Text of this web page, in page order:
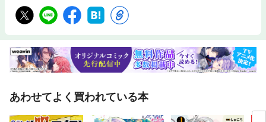
あわせてよく買われている本